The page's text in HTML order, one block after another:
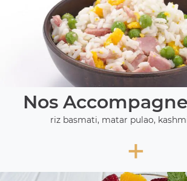
Nos
riz basmati, matar pulao,
+